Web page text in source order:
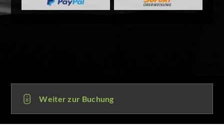
Weiter zur Buchung